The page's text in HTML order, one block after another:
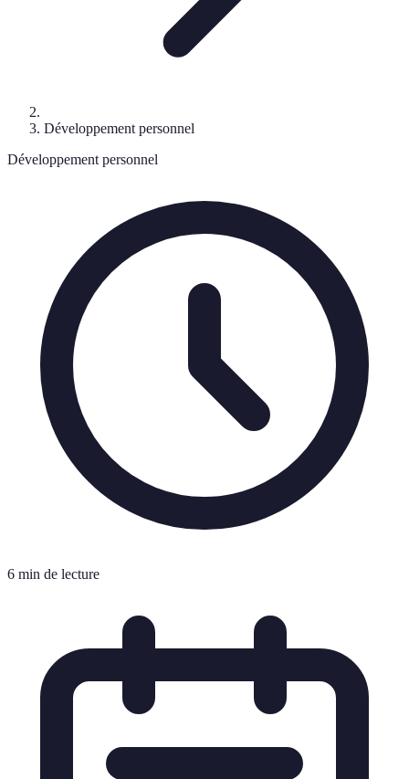
Développement personnel
Développement personnel
6 min de lecture